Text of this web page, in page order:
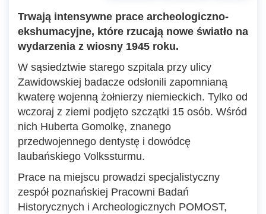
Trwają intensywne prace archeologiczno-
ekshumacyjne, które rzucają nowe światło na
wydarzenia z wiosny 1945 roku.
W sąsiedztwie starego szpitala przy ulicy
Zawidowskiej badacze odsłonili zapomnianą
kwaterę wojenną żołnierzy niemieckich. Tylko od
wczoraj z ziemi podjęto szczątki 15 osób. Wśród
nich Huberta Gomolkę, znanego
przedwojennego dentystę i dowódcę
laubańskiego Volkssturmu.
Prace na miejscu prowadzi specjalistyczny
zespół poznańskiej Pracowni Badań
Historycznych i Archeologicznych POMOST,